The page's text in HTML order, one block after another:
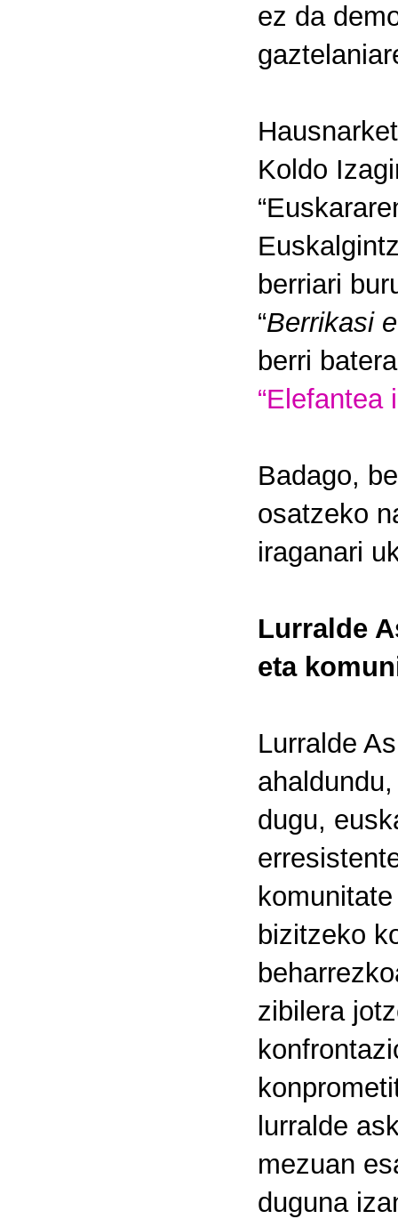
ez da
Koldo
berriari
“Berrikasi
berri
“Elefantea
Badago,
osatzeko
iraganari
Lurralde
eta
Lurralde
dugu,
bizitzeko
zibilera
lurralde
mezuan
duguna